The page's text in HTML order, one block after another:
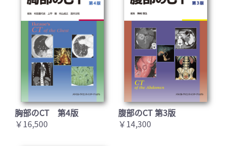
胸部のCT 第4版
￥16,500
腹部のCT 第3版
￥14,300